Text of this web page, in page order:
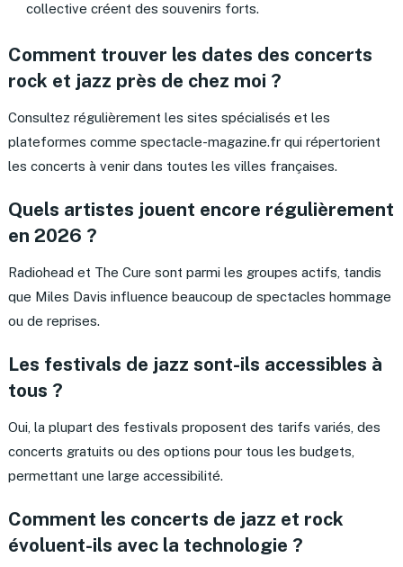
collective créent des souvenirs forts.
Comment trouver les dates des concerts
rock et jazz près de chez moi ?
Consultez régulièrement les sites spécialisés et les
plateformes comme spectacle-magazine.fr qui répertorient
les concerts à venir dans toutes les villes françaises.
Quels artistes jouent encore régulièrement
en 2026 ?
Radiohead et The Cure sont parmi les groupes actifs, tandis
que Miles Davis influence beaucoup de spectacles hommage
ou de reprises.
Les festivals de jazz sont-ils accessibles à
tous ?
Oui, la plupart des festivals proposent des tarifs variés, des
concerts gratuits ou des options pour tous les budgets,
permettant une large accessibilité.
Comment les concerts de jazz et rock
évoluent-ils avec la technologie ?